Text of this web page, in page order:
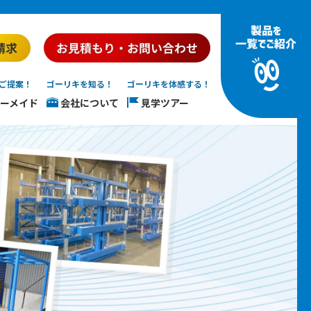
提案！
メイド
ゴーリキを知る！
会社について
ゴーリキを体感する！
見学ツアー